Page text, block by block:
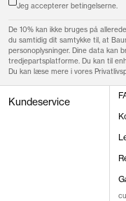
Jeg accepterer betingelserne.
De 10% kan ikke bruges på
du samtidig dit samtykke til, at
personoplysninger. Dine data kan
tredjepartsplatforme. Du kan til
Du kan læse mere i vores
Kundeservice